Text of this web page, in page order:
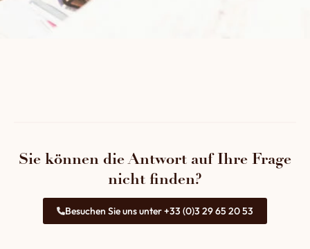
Sie können die Antwort auf Ihre Frage
nicht finden?
Besuchen Sie uns unter +33 (0)3 29 65 20 53